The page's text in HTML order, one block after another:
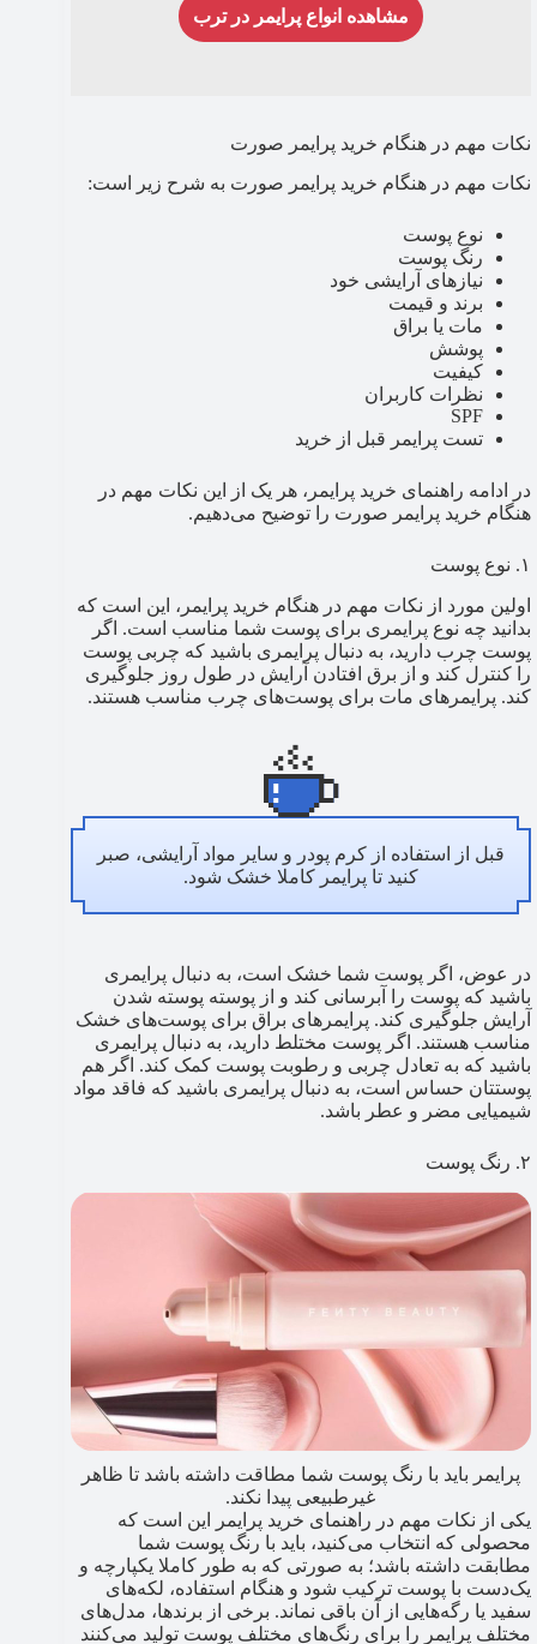
مشاهده انواع پرایمر در ترب
نکات مهم در هنگام خرید پرایمر صورت
نکات مهم در هنگام خرید پرایمر صورت به شرح زیر است:
نوع پوست
رنگ پوست
نیازهای آرایشی خود
برند و قیمت
مات یا براق
پوشش
کیفیت
نظرات کاربران
SPF
تست پرایمر قبل از خرید
در ادامه راهنمای خرید پرایمر، هر یک از این نکات مهم در
هنگام خرید پرایمر صورت را توضیح می‌دهیم.
۱. نوع پوست
اولین مورد از نکات مهم در هنگام خرید پرایمر، این است که
بدانید چه نوع پرایمری برای پوست شما مناسب است. اگر
پوست چرب دارید، به دنبال پرایمری باشید که چربی پوست
را کنترل کند و از برق افتادن آرایش در طول روز جلوگیری
کند. پرایمرهای مات برای پوست‌های چرب مناسب هستند.
قبل از استفاده از کرم پودر و سایر مواد آرایشی، صبر
کنید تا پرایمر کاملا خشک شود.
در عوض، اگر پوست شما خشک است، به دنبال پرایمری
باشید که پوست را آبرسانی کند و از پوسته پوسته شدن
آرایش جلوگیری کند. پرایمرهای براق برای پوست‌های خشک
مناسب هستند. اگر پوست مختلط دارید، به دنبال پرایمری
باشید که به تعادل چربی و رطوبت پوست کمک کند. اگر هم
پوستتان حساس است، به دنبال پرایمری باشید که فاقد مواد
شیمیایی مضر و عطر باشد.
۲. رنگ پوست
پرایمر باید با رنگ پوست شما مطاقت داشته باشد تا ظاهر
غیرطبیعی پیدا نکند.
یکی از نکات مهم در راهنمای خرید پرایمر این است که
محصولی که انتخاب می‌کنید، باید با رنگ پوست شما
مطابقت داشته باشد؛ به صورتی که به طور کاملا یکپارچه و
یک‌دست با پوست ترکیب شود و هنگام استفاده، لکه‌های
سفید یا رگه‌هایی از آن باقی نماند. برخی از برندها، مدل‌های
مختلف پرایمر را برای رنگ‌های مختلف پوست تولید می‌کنند